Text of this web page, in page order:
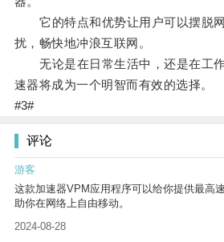
它的特点和优势让用户可以摆脱网
扰，畅快地冲浪互联网。
无论是在日常生活中，还是在工作
速器将成为一个明智而有效的选择。
#3#
评论
游客
这款加速器VPM应用程序可以给你提供最高
助你在网络上自由移动。
2024-08-28